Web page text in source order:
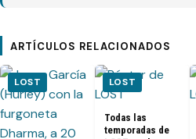
ARTÍCULOS RELACIONADOS
LOST LOST
Todas las
temporadas de